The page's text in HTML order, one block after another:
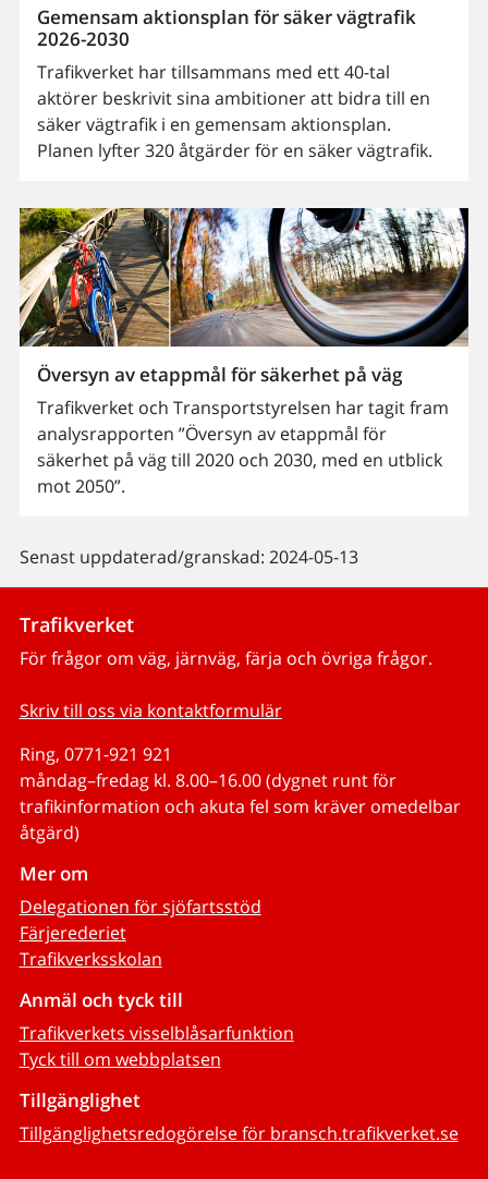
Gemensam aktionsplan för säker vägtrafik
2026-2030
Trafikverket har tillsammans med ett 40-tal
aktörer beskrivit sina ambitioner att bidra till en
säker vägtrafik i en gemensam aktionsplan.
Planen lyfter 320 åtgärder för en säker vägtrafik.
Översyn av etappmål för säkerhet på väg
Trafikverket och Transportstyrelsen har tagit fram
analysrapporten ”Översyn av etappmål för
säkerhet på väg till 2020 och 2030, med en utblick
mot 2050”.
Senast uppdaterad/granskad: 2024-05-13
Trafikverket
För frågor om väg, järnväg, färja och övriga frågor.
Skriv till oss via kontaktformulär
Ring, 0771-921 921
måndag–fredag kl. 8.00–16.00 (dygnet runt för
trafikinformation och akuta fel som kräver omedelbar
åtgärd)
Mer om
Delegationen för sjöfartsstöd
Färjerederiet
Trafikverksskolan
Anmäl och tyck till
Trafikverkets visselblåsarfunktion
Tyck till om webbplatsen
Tillgänglighet
Tillgänglighetsredogörelse för bransch.trafikverket.se